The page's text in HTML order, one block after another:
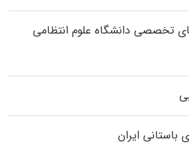
تخصصی داﻧﺸﮕﺎه ﻋﻠﻮم انتظامی
باستانی ایران